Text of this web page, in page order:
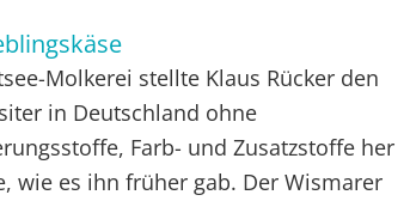
Molkerei stellte Klaus Rücker den
in Deutschland ohne
Farb- und Zusatzstoffe her
wie es ihn früher gab. Der Wismarer